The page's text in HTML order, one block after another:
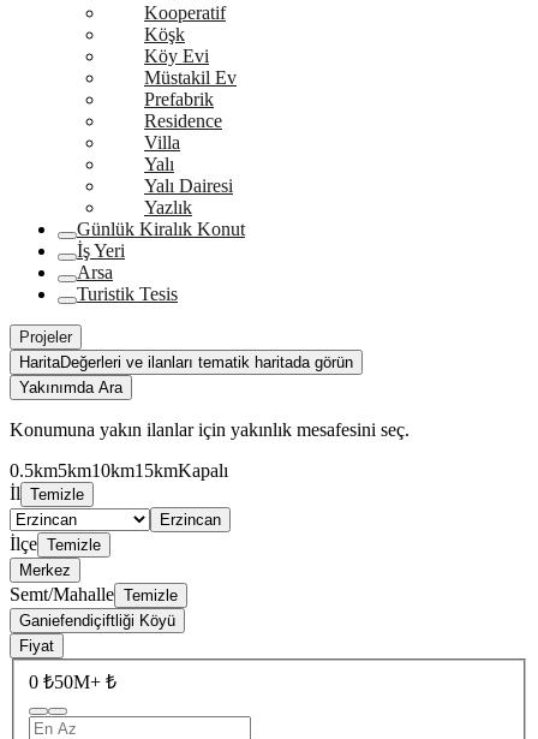
Kooperatif
Köşk
Köy Evi
Müstakil Ev
Prefabrik
Residence
Villa
Yalı
Yalı Dairesi
Yazlık
Günlük Kiralık Konut
İş Yeri
Arsa
Turistik Tesis
Projeler
HaritaDeğerleri ve ilanları tematik haritada görün
Yakınımda Ara
Konumuna yakın ilanlar için yakınlık mesafesini seç.
0.5km5km10km15kmKapalı
İl Temizle
Erzincan
İlçe Temizle
Merkez
Semt/Mahalle Temizle
Ganiefendiçiftliği Köyü
Fiyat
0 ₺50M+ ₺